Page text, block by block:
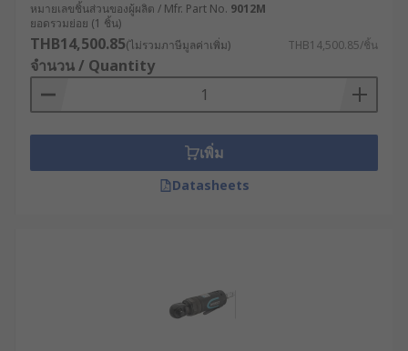
หมายเลขชิ้นส่วนของผู้ผลิต / Mfr. Part No. 9012M
ยอดรวมย่อย (1 ชิ้น)
THB14,500.85(ไม่รวมภาษีมูลค่าเพิ่ม) THB14,500.85/ชิ้น
จำนวน / Quantity
เพิ่ม
Datasheets